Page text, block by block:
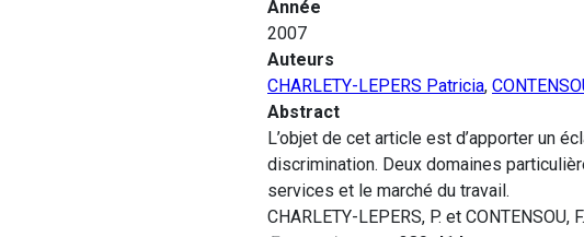
Année
2007
Auteurs
CHARLETY-LEPERS Patricia,
Abstract
L’objet de cet article est d’apporter un
discrimination. Deux domaines
services et le marché du travail.
CHARLETY-LEPERS, P. et